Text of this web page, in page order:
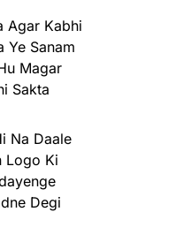
Agar Kabhi
Ye Sanam
Magar
Sakta
Na Daale
Logo Ki
Degi